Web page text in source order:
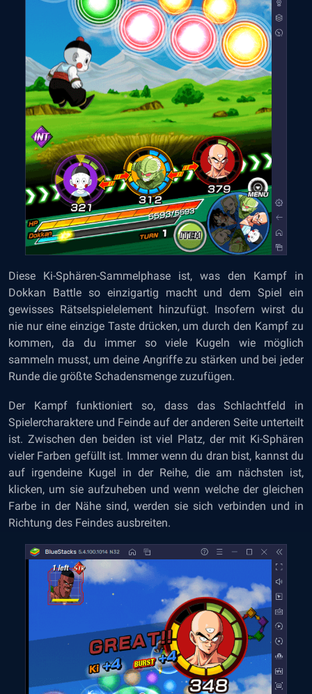
Diese Ki-Sphären-Sammelphase ist, was den Kampf in
Dokkan Battle so einzigartig macht und dem Spiel ein
gewisses Rätselspielelement hinzufügt. Insofern wirst du
nie nur eine einzige Taste drücken, um durch den Kampf zu
kommen, da du immer so viele Kugeln wie möglich
sammeln musst, um deine Angriffe zu stärken und bei jeder
Runde die größte Schadensmenge zuzufügen.
Der Kampf funktioniert so, dass das Schlachtfeld in
Spielercharaktere und Feinde auf der anderen Seite unterteilt
ist. Zwischen den beiden ist viel Platz, der mit Ki-Sphären
vieler Farben gefüllt ist. Immer wenn du dran bist, kannst du
auf irgendeine Kugel in der Reihe, die am nächsten ist,
klicken, um sie aufzuheben und wenn welche der gleichen
Farbe in der Nähe sind, werden sie sich verbinden und in
Richtung des Feindes ausbreiten.